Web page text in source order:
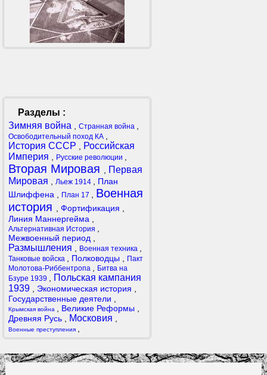
Разделы :
Зимняя война
Странная война
Освободительный поход КА
История СССР
Российская
Империя
Русские революции
Вторая Мировая
Первая
Мировая
Льеж 1914
План
Шлиффена
План 17
Военная
история
Фортификация
Линия Маннергейма
Альтернативная История
Межвоенный период
Размышления Военная техника
Танковые войска Полководцы
Пакт
Молотова-Риббентропа
Битва на
Бзуре 1939
Польская кампания
1939
Экономическая история
Государственные деятели
Крымская война Великие Реформы
Древняя Русь
Московия
Военные преступления